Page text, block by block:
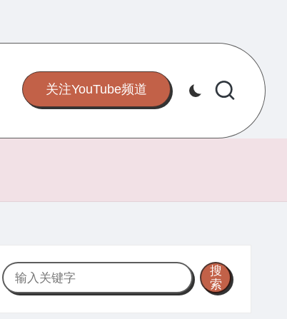
关注YouTube频道
搜
索
搜
索